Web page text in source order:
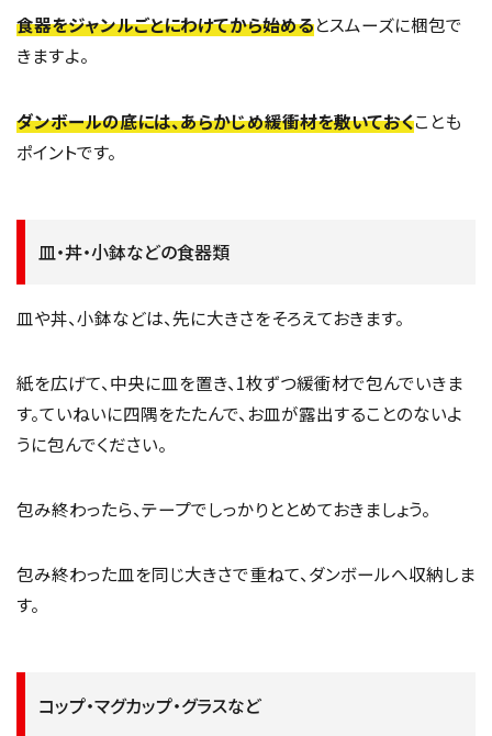
食器をジャンルごとにわけてから始めるとスムーズに梱包で
きますよ。
ダンボールの底には、あらかじめ緩衝材を敷いておくことも
ポイントです。
皿・丼・小鉢などの食器類
皿や丼、小鉢などは、先に大きさをそろえておきます。
紙を広げて、中央に皿を置き、1枚ずつ緩衝材で包んでいきま
す。ていねいに四隅をたたんで、お皿が露出することのないよ
うに包んでください。
包み終わったら、テープでしっかりととめておきましょう。
包み終わった皿を同じ大きさで重ねて、ダンボールへ収納しま
す。
コップ・マグカップ・グラスなど